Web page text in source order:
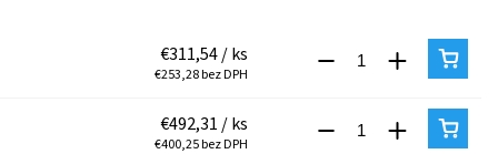
€311,54/ ks
€253,28 bez DPH
€492,31 / ks
€400,25 bez DPH